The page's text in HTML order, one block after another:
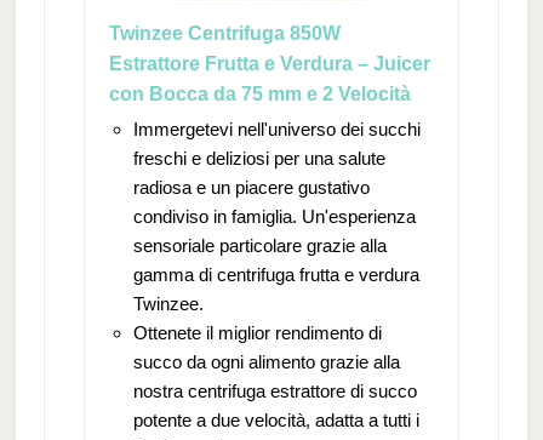
Twinzee Centrifuga 850W
Estrattore Frutta e Verdura – Juicer
con Bocca da 75 mm e 2 Velocità
Immergetevi nell'universo dei succhi
freschi e deliziosi per una salute
radiosa e un piacere gustativo
condiviso in famiglia. Un'esperienza
sensoriale particolare grazie alla
gamma di centrifuga frutta e verdura
Twinzee.
Ottenete il miglior rendimento di
succo da ogni alimento grazie alla
nostra centrifuga estrattore di succo
potente a due velocità, adatta a tutti i